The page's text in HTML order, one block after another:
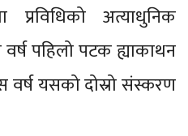
प्रविधिको अत्याधुनिक
पहिलो पटक ह्याकाथन
यसको दोस्रो संस्करण